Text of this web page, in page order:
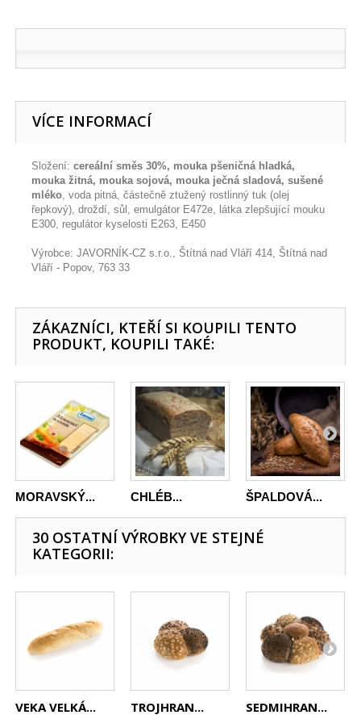
VÍCE INFORMACÍ
Složení:cereální směs 30%, mouka pšeničná hladká,
mouka žitná, mouka sojová, mouka ječná sladová, sušené
mléko , voda pitná, částečně ztužený rostlinný tuk (olej
řepkový), droždí, sůl, emulgátor E472e, látka zlepšující mouku
E300, regulátor kyselosti E263, E450
Výrobce: JAVORNÍK-CZ s.r.o., Štítná nad Vláří 414, Štítná nad
Vláří - Popov, 763 33
ZÁKAZNÍCI, KTEŘÍ SI KOUPILI TENTO
PRODUKT, KOUPILI TAKÉ:
MORAVSKÝ... CHLÉB... ŠPALDOVÁ...
30 OSTATNÍ VÝROBKY VE STEJNÉ
KATEGORII:
VEKA VELKÁ... TROJHRAN... SEDMIHRAN...